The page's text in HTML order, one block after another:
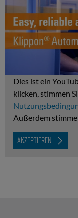
Dies ist ein
klicken, stimmen
Außerdem
AKZEPTIEREN